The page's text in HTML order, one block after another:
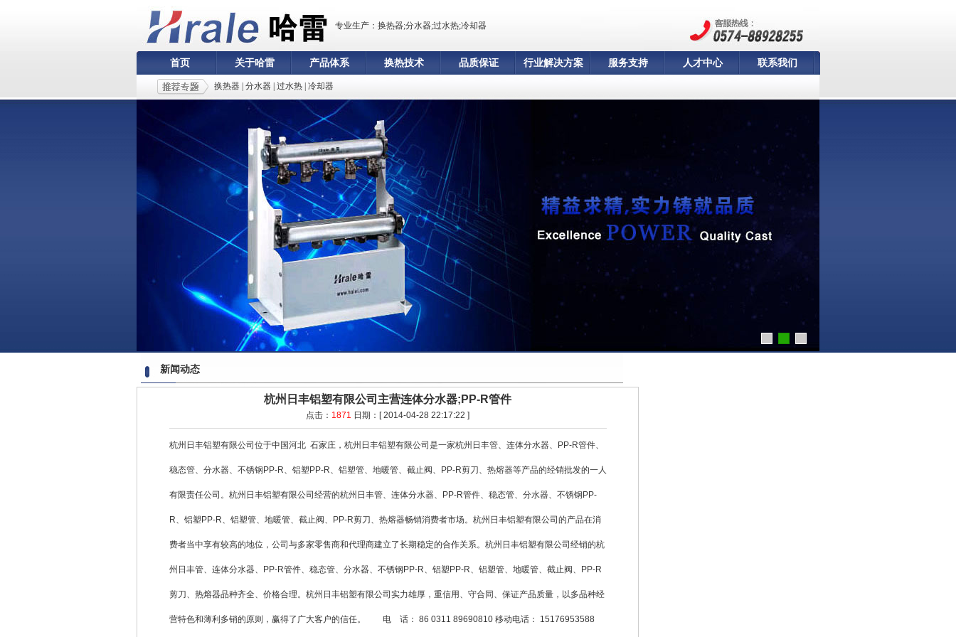
专业生产：换热器;分水器;过水热;冷却器
首页 关于哈雷 产品体系 换热技术 品质保证 行业解决方案 服务支持 人才中心 联系我们
换热器 分水器 过水热 冷却器
新闻动态
杭州日丰铝塑有限公司主营连体分水器;PP-R管件
点击： 1871 日期：[ 2014-04-28 22:17:22 ]
杭州日丰铝塑有限公司位于中国河北 石家庄，杭州日丰铝塑有限公司是一家杭州日丰管、 连体分水器、PP-R管件、
稳态管、分水器、不锈钢PP-R、铝塑PP-R、铝塑管、地暖管、截止阀、PP-R剪刀、热熔器等产品的经销批发的一人
有限责任公司。杭州日丰铝塑有限公司经营的杭州日丰管、连体分水器、PP-R管件、稳态管、分水器、不锈钢PP-
R、铝塑PP-R、铝塑管、地暖管、截止阀、PP-R剪刀、热熔器畅销消费者市场。杭州日丰铝塑有限公司的产品在消
费者当中享有较高的地位，公司与多家零售商和代理商建立了长期稳定的合作关系。杭州日丰铝塑有限公司经销的杭
州日丰管、连体分水器、PP-R管件、稳态管、分水器、不锈钢PP-R、铝塑PP-R、铝塑管、地暖管、截止阀、PP-R
剪刀、热熔器品种齐全、价格合理。杭州日丰铝塑有限公司实力雄厚，重信用、守合同、保证产品质量，以多品种经
营特色和薄利多销的原则，赢得了广大客户的信任。 电 话： 86 0311 89690810 移动电话： 15176953588